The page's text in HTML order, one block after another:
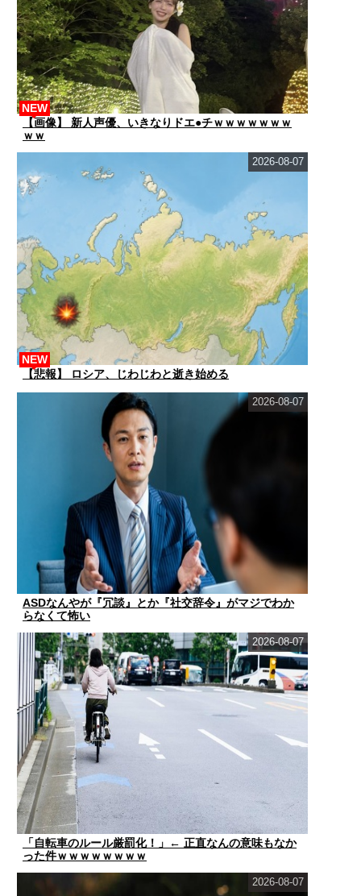
【画像】 新人声優、いきなりドエ●チｗｗｗｗｗｗｗ
ｗｗ
NEW
【悲報】 ロシア、じわじわと逝き始める
NEW
2026-08-07
ASDなんやが『冗談』とか『社交辞令』がマジでわか
らなくて怖い
2026-08-07
「自転車のルール厳罰化！」← 正直なんの意味もなか
った件ｗｗｗｗｗｗｗｗ
2026-08-07
2026-08-07